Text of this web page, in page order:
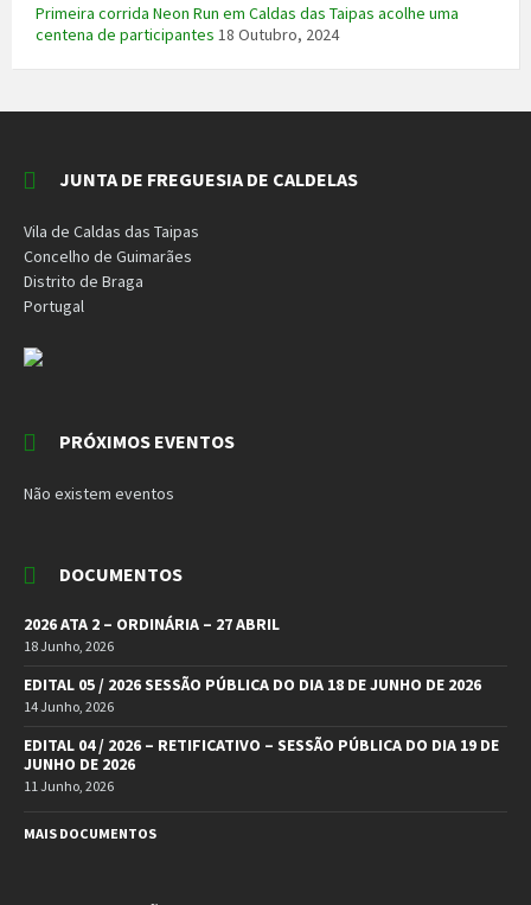
Primeira corrida Neon Run em Caldas das Taipas acolhe uma
centena de participantes 18 Outubro, 2024
JUNTA DE FREGUESIA DE CALDELAS
Vila de Caldas das Taipas
Concelho de Guimarães
Distrito de Braga
Portugal
PRÓXIMOS EVENTOS
Não existem eventos
DOCUMENTOS
2026 ATA 2 – ORDINÁRIA – 27 ABRIL
18 Junho, 2026
EDITAL 05 / 2026 SESSÃO PÚBLICA DO DIA 18 DE JUNHO DE 2026
14 Junho, 2026
EDITAL 04 / 2026 – RETIFICATIVO – SESSÃO PÚBLICA DO DIA 19 DE
JUNHO DE 2026
11 Junho, 2026
MAIS DOCUMENTOS